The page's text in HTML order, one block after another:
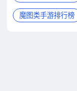
魔图类手游排行榜